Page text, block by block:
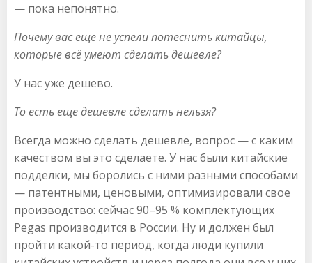
— пока непонятно.
Почему вас еще не успели потеснить китайцы,
которые всё умеют сделать дешевле?
У нас уже дешево.
То есть еще дешевле сделать нельзя?
Всегда можно сделать дешевле, вопрос — с каким
качеством вы это сделаете. У нас были китайские
подделки, мы боролись с ними разными способами
— патентными, ценовыми, оптимизировали свое
производство: сейчас 90–95 % комплектующих
Pegas производится в России. Ну и должен был
пройти какой-то период, когда люди купили